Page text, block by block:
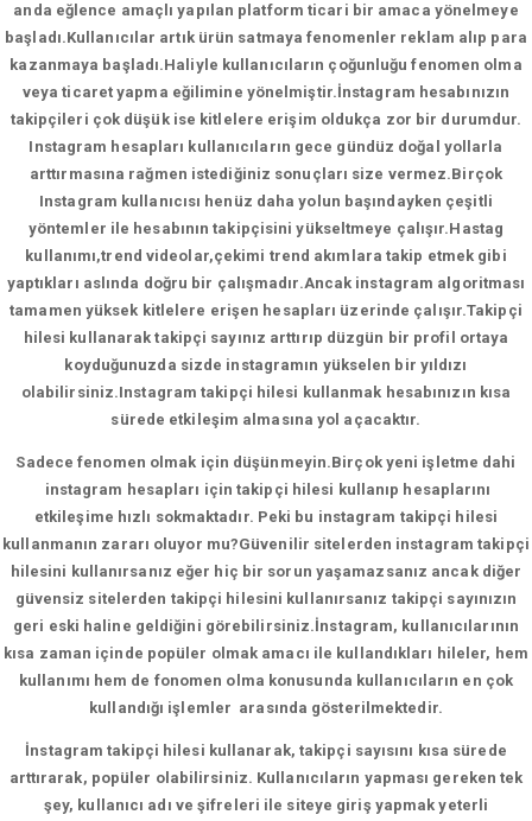
anda eğlence amaçlı yapılan platform ticari bir amaca yönelmeye
başladı.Kullanıcılar artık ürün satmaya fenomenler reklam alıp para
kazanmaya başladı.Haliyle kullanıcıların çoğunluğu fenomen olma
veya ticaret yapma eğilimine yönelmiştir.İnstagram hesabınızın
takipçileri çok düşük ise kitlelere erişim oldukça zor bir durumdur.
Instagram hesapları kullanıcıların gece gündüz doğal yollarla
arttırmasına rağmen istediğiniz sonuçları size vermez.Birçok
Instagram kullanıcısı henüz daha yolun başındayken çeşitli
yöntemler ile hesabının takipçisini yükseltmeye çalışır.Hastag
kullanımı,trend videolar,çekimi trend akımlara takip etmek gibi
yaptıkları aslında doğru bir çalışmadır.Ancak instagram algoritması
tamamen yüksek kitlelere erişen hesapları üzerinde çalışır.Takipçi
hilesi kullanarak takipçi sayınız arttırıp düzgün bir profil ortaya
koyduğunuzda sizde instagramın yükselen bir yıldızı
olabilirsiniz.Instagram takipçi hilesi kullanmak hesabınızın kısa
sürede etkileşim almasına yol açacaktır.
Sadece fenomen olmak için düşünmeyin.Birçok yeni işletme dahi
instagram hesapları için takipçi hilesi kullanıp hesaplarını
etkileşime hızlı sokmaktadır. Peki bu instagram takipçi hilesi
kullanmanın zararı oluyor mu?Güvenilir sitelerden instagram takipçi
hilesini kullanırsanız eğer hiç bir sorun yaşamazsanız ancak diğer
güvensiz sitelerden takipçi hilesini kullanırsanız takipçi sayınızın
geri eski haline geldiğini görebilirsiniz.İnstagram, kullanıcılarının
kısa zaman içinde popüler olmak amacı ile kullandıkları hileler, hem
kullanımı hem de fonomen olma konusunda kullanıcıların en çok
kullandığı işlemler arasında gösterilmektedir.
İnstagram takipçi hilesi kullanarak, takipçi sayısını kısa sürede
arttırarak, popüler olabilirsiniz. Kullanıcıların yapması gereken tek
şey, kullanıcı adı ve şifreleri ile siteye giriş yapmak yeterli